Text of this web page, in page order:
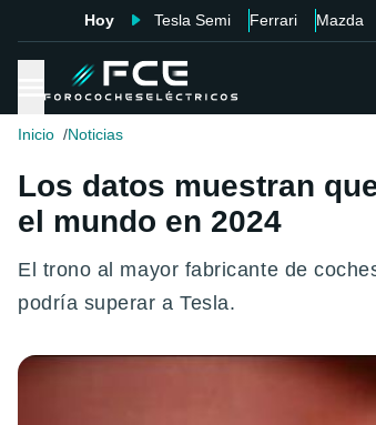
Hoy Tesla Semi Ferrari Mazda
Inicio Noticias
Los datos muestran
el mundo en 2024
El trono al mayor fabricante de
podría superar a Tesla.